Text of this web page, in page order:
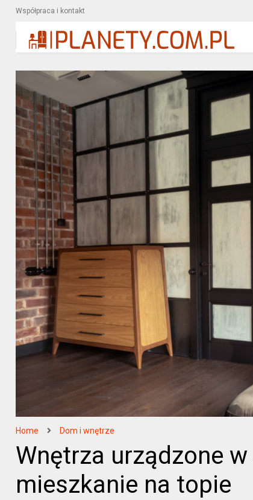
Współpraca i kontakt
Home Dom i wnętrze
Wnętrza urządzone
mieszkanie na topie